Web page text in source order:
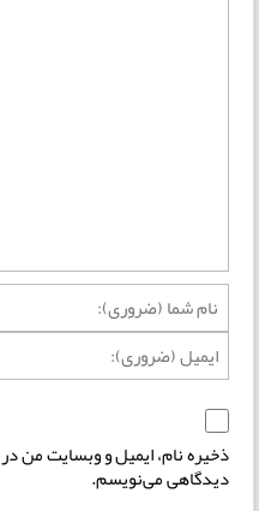
ذخیره نام، ایمیل و وبسایت من
دیدگاهی می‌نویسم.